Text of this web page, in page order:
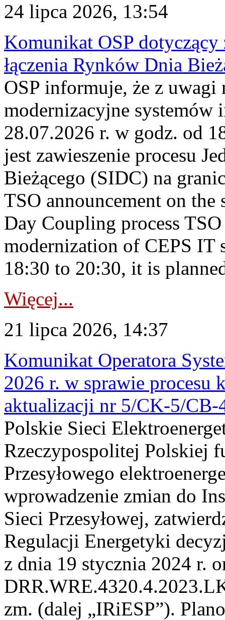
24 lipca 2026, 13:54
Komunikat OSP dotyczący
łączenia Rynków Dnia
OSP informuje, że z uwagi
modernizacyjne
28.07.2026 r. w godz. od
jest zawieszenie procesu
Bieżącego (SIDC) na
TSO announcement on
Day Coupling process
modernization of CEPS IT
18:30 to 20:30, it is
Więcej...
21 lipca 2026, 14:37
Komunikat Operatora
2026 r. w sprawie
aktualizacji nr 5/CK-5/CB-
Polskie Sieci
Rzeczypospolitej Polskiej
Przesyłowego
wprowadzenie zmian do
Sieci Przesyłowej,
Regulacji Energetyki
z dnia 19 stycznia 2024 r.
zm. (dalej „IRiESP”).